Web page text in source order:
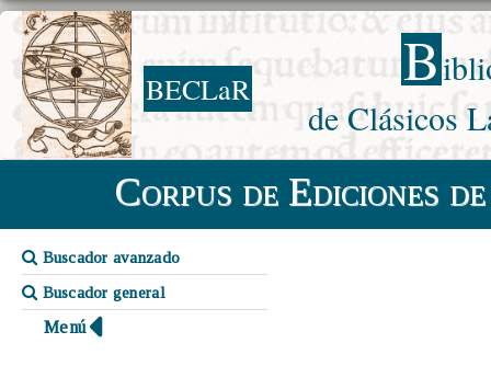
BECLaR B
de Clásicos
Corpus de Ediciones
Buscador avanzado
Buscador general
Menú